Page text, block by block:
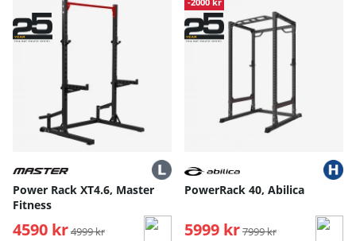
Power Rack XT4.6, Master
Fitness
4590 kr Ordinarie pris:
4999 kr
PowerRack 40, Abilica
5999 krOrdinarie pris:
7999 kr